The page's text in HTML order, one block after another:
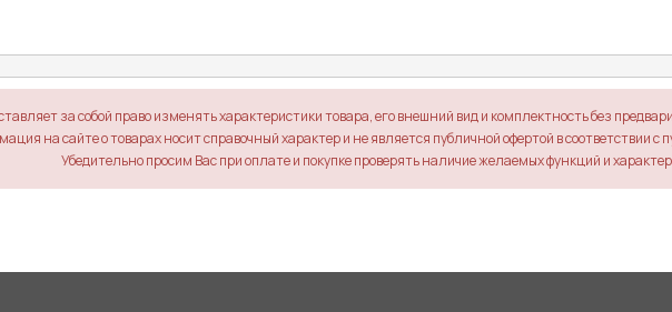
за собой право изменять характеристики товара, его внешний вид и комплектность без
на сайте о товарах носит справочный характер и не является публичной офертой в соответствии с
Убедительно просим Вас при оплате и покупке проверять наличие желаемых функций и